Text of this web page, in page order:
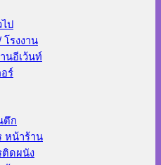
ป
โรงงาน
นอีเว้นท์
ร์
ตึก
หน้าร้าน
ติดผนัง